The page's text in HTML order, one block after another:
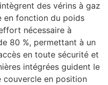
des vérins à gaz
en fonction du poids
nécessaire à
80 %, permettant à un
en toute sécurité et
intégrées guident le
couvercle en position